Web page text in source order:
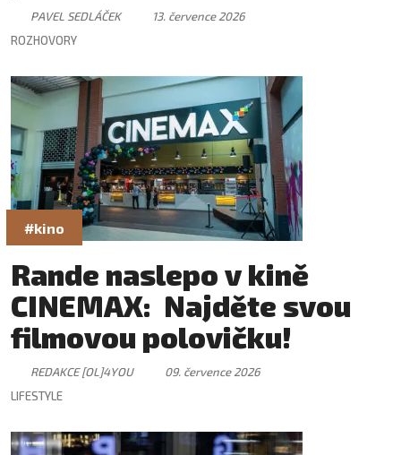
PAVEL SEDLÁČEK
13. července 2026
ROZHOVORY
#kino
Rande naslepo v kině
CINEMAX: Najděte svou
filmovou polovičku!
REDAKCE [OL]4YOU
09. července 2026
LIFESTYLE